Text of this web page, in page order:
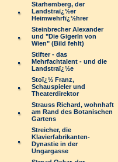
Starhemberg, der
Landstraï¿½er
Heimwehrfï¿½hrer
Steinbrecher Alexander
und "Die Gigerln von
Wien" (Bild fehlt)
Stifter - das
Mehrfachtalent - und die
Landstraï¿½e
Stoï¿½ Franz,
Schauspieler und
Theaterdirektor
Strauss Richard, wohnhaft
am Rand des Botanischen
Gartens
Streicher, die
Klavierfabrikanten-
Dynastie in der
Ungargasse